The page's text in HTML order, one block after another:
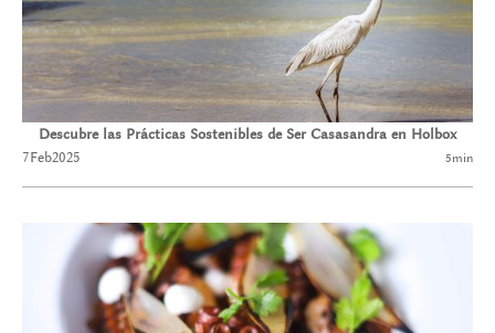
Descubre las Prácticas Sostenibles de Ser Casasandra en Holbox
7Feb2025 5min